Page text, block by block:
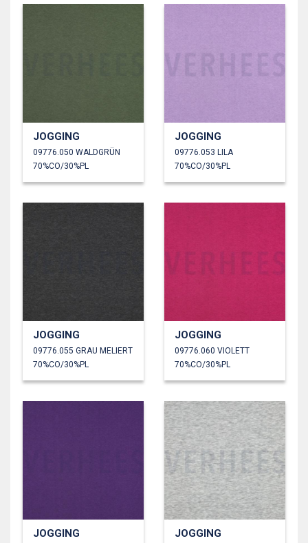
JOGGING
09776.050 WALDGRÜN
70%CO/30%PL
JOGGING
09776.053 LILA
70%CO/30%PL
JOGGING
09776.055 GRAU MELIERT
70%CO/30%PL
JOGGING
09776.060 VIOLETT
70%CO/30%PL
JOGGING JOGGING